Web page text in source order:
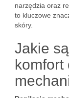
narzędzia oraz
to kluczowe
skóry.
Jakie
komfort